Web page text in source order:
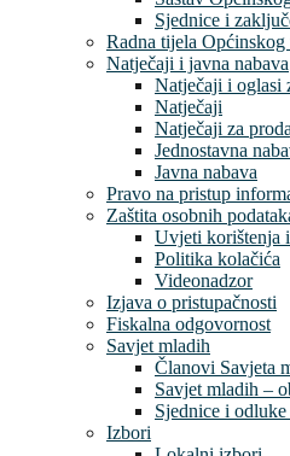
Sjednice i
Radna tijela Općinskog
Natječaji i javna nabava
Natječaji i oglasi
Natječaji
Natječaji za
Jednostavna
Javna nabava
Pravo na pristup
Zaštita osobnih
Uvjeti korištenja
Politika kolačića
Videonadzor
Izjava o pristupačnosti
Fiskalna odgovornost
Savjet mladih
Članovi Savjeta
Savjet mladih –
Sjednice i
Izbori